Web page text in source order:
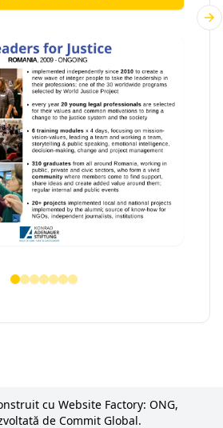
cu Website Factory: ONG,
de Commit Global.